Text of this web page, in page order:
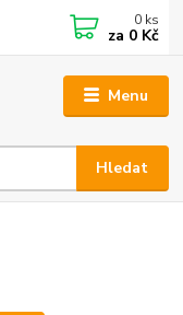
Menu
Hledat
0 ks
za 0 Kč